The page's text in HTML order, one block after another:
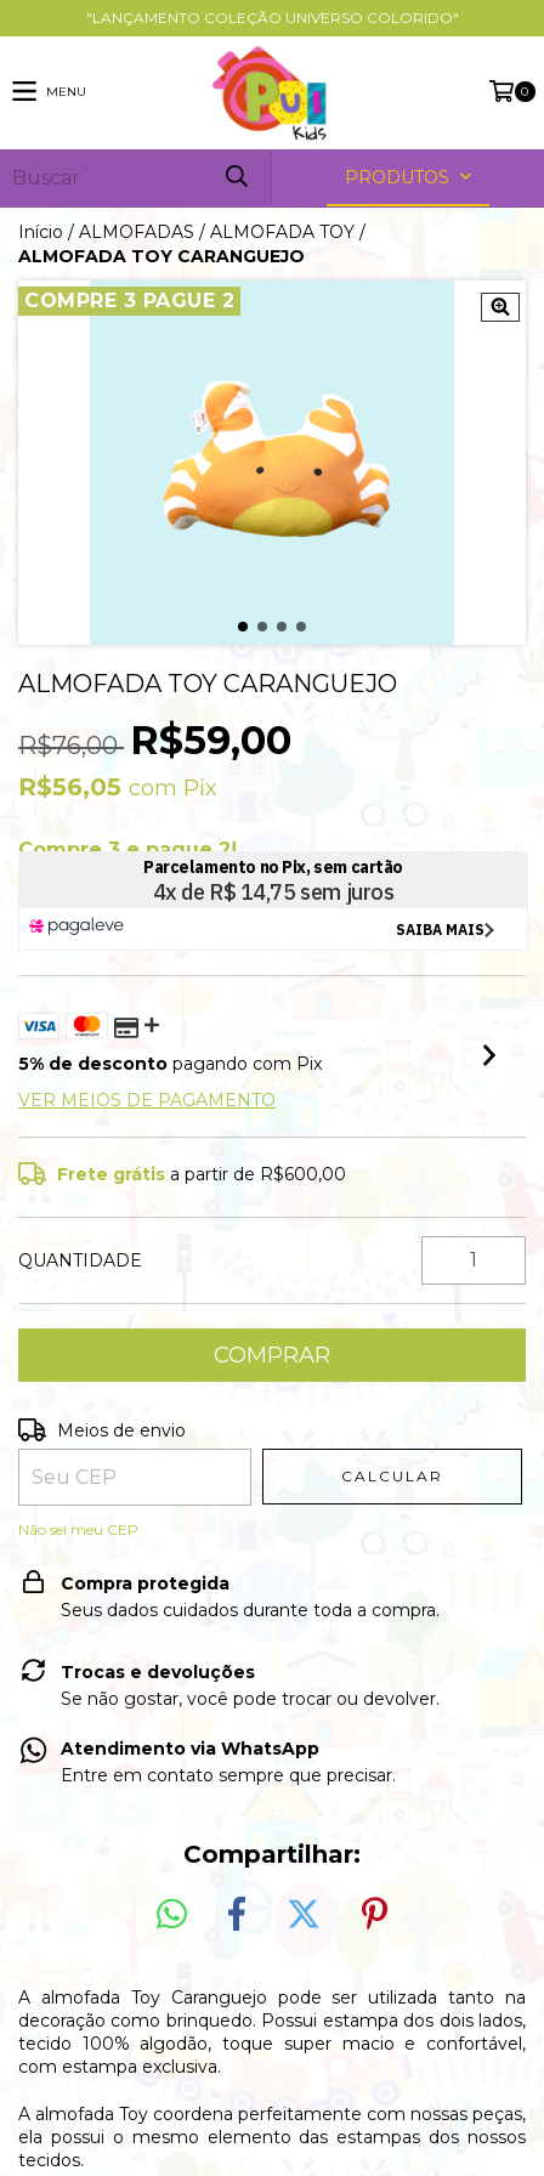
"LANÇAMENTO COLEÇÃO UNIVERSO COLORIDO"
MENU 0
PRODUTOS
Início / ALMOFADAS / ALMOFADA TOY /
ALMOFADA TOY CARANGUEJO
COMPRE 3 PAGUE 2
ALMOFADA TOY CARANGUEJO
R$76,00 R$59,00
R$56,05 com Pix
Compre 3 e pague 2!
Válido para este produto e todos da categoria: COMPRE 2 LEVE 3.
Nesta promoção você pode combinar este produto com outros da
mesma categoria.
5% de desconto pagando com Pix
VER MEIOS DE PAGAMENTO
Frete grátis a partir de R$600,00
QUANTIDADE
Entregas para o CEP:
Meios de envio
CALCULAR
Não sei meu CEP
Compra protegida
Seus dados cuidados durante toda a compra.
Trocas e devoluções
Se não gostar, você pode trocar ou devolver.
Atendimento via WhatsApp
Entre em contato sempre que precisar.
Compartilhar:
A almofada Toy Caranguejo pode ser utilizada tanto na
decoração como brinquedo. Possui estampa dos dois lados,
tecido 100% algodão, toque super macio e confortável,
com estampa exclusiva.
A almofada Toy coordena perfeitamente com nossas peças,
ela possui o mesmo elemento das estampas dos nossos
tecidos.